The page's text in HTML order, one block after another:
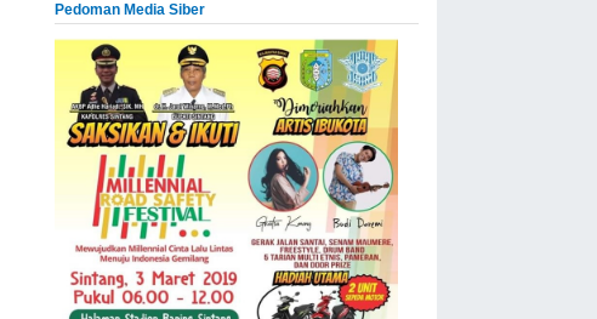
Pedoman Media Siber